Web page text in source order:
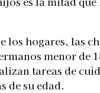
los hogares, las
menor de
tareas de
de su edad.